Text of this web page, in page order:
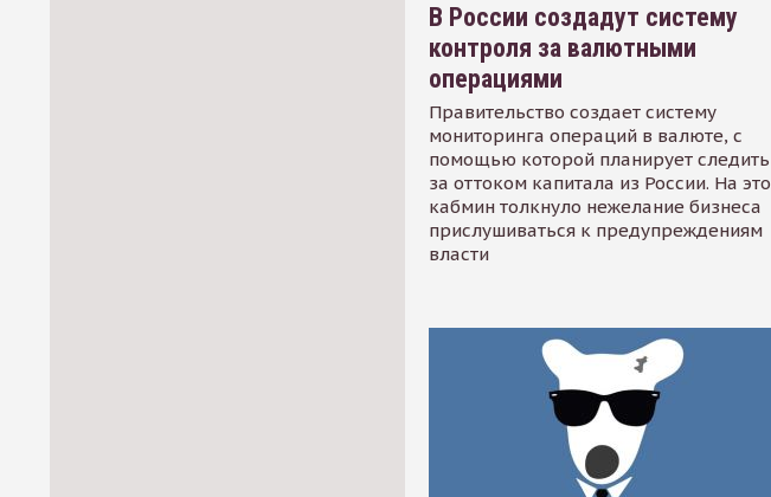
В России создадут систему
контроля за валютными
операциями
Правительство создает систему
мониторинга операций в валюте, с
помощью которой планирует следить
за оттоком капитала из России. На это
кабмин толкнуло нежелание бизнеса
прислушиваться к предупреждениям
власти